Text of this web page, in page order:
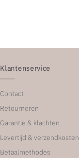
Klantenservice
Contact
Retourneren
Garantie & klachten
Levertijd & verzendkosten
Betaalmethodes